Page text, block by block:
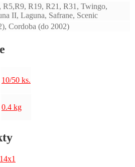
R5,R9, R19, R21, R31, Twingo,
II, Laguna, Safrane, Scenic
Cordoba (do 2002)
10/50 ks.
0.4 kg